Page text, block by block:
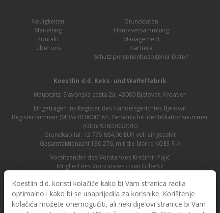
Koestlin d.d. koristi kolačiće kako bi Vam stranica radila
optimalno i kako bi se unaprijedila za korisnike. Korištenje
kolačića možete onemogućiti, ali neki dijelovi stranice bi Vam
Neuigkeiten
Marketing
Kontakt
Über uns
Grunddaten
Hauptversammlung
Management
Karriere
Schutz personenbezogener Daten
Koestlin d.d. Keks- und Waffelfabrik
Hauptsitz: Slavonska cesta 2a, 43000 Bjelovar, Kroatien
Eingetragen ins Register des Handelsgerichtes Bjelovar
Registernummer (MBS): 010000162, Persönliche Identifikationsnummer
(OIB): 92803032010
Grundkapital: 12.775.884,00 EUR voll eingezahlt
Gesamtaktienzahl 130.276, mit die Marke KOES-R-A
Vorsitzender des Vorstandes Krešimir Pajić
Mitglied des Vorstandes - Ivan Grbešić